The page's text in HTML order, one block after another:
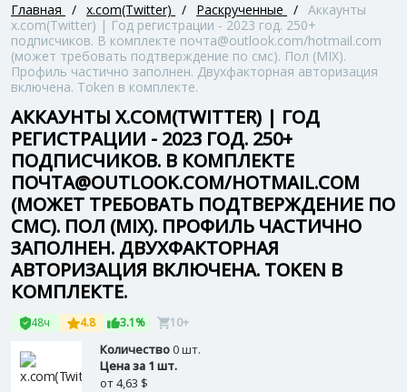
Главная / x.com(Twitter) / Раскрученные / Аккаунты
x.com(Twitter) | Год регистрации - 2023 год. 250+
подписчиков. В комплекте почта@outlook.com/hotmail.com
(может требовать подтверждение по смс). Пол (MIX).
Профиль частично заполнен. Двухфакторная авторизация
включена. Token в комплекте.
АККАУНТЫ X.COM(TWITTER) | ГОД
РЕГИСТРАЦИИ - 2023 ГОД. 250+
ПОДПИСЧИКОВ. В КОМПЛЕКТЕ
ПОЧТА@OUTLOOK.COM/HOTMAIL.COM
(МОЖЕТ ТРЕБОВАТЬ ПОДТВЕРЖДЕНИЕ ПО
СМС). ПОЛ (MIX). ПРОФИЛЬ ЧАСТИЧНО
ЗАПОЛНЕН. ДВУХФАКТОРНАЯ
АВТОРИЗАЦИЯ ВКЛЮЧЕНА. TOKEN В
КОМПЛЕКТЕ.
48ч 4.8 3.1% 10+
Количество0 шт.
Цена за 1 шт.
от4,63 $